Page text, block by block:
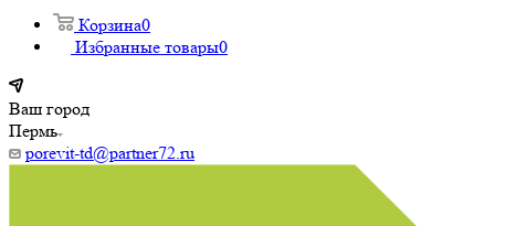
Корзина0
Избранные товары0
Ваш город
Пермь
porevit-td@partner72.ru